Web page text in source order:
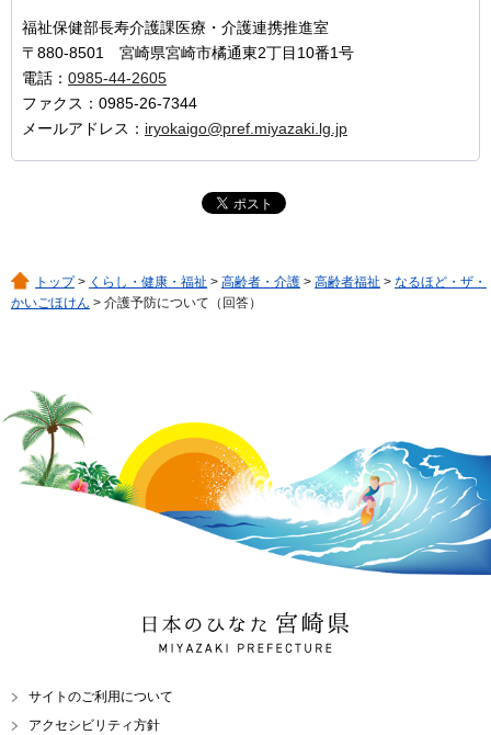
福祉保健部長寿介護課医療・介護連携推進室
〒880-8501 宮崎県宮崎市橘通東2丁目10番1号
電話： 0985-44-2605
ファクス：0985-26-7344
メールアドレス： iryokaigo@pref.miyazaki.lg.jp
トップ> くらし・健康・福祉 > 高齢者・介護 > 高齢者福祉 > なるほど・ザ・
かいごほけん > 介護予防について（回答）
日本のひなた 宮崎県
MIYAZAKI PREFECTURE
サイトのご利用について
アクセシビリティ方針